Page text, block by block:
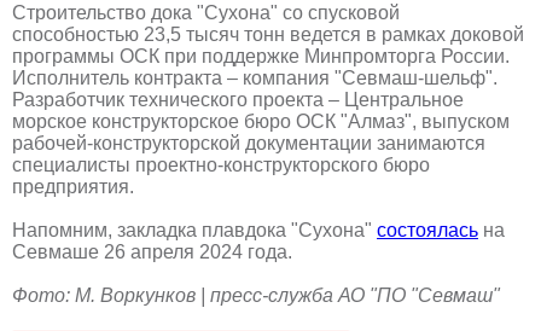
Строительство дока "Сухона" со спусковой
способностью 23,5 тысяч тонн ведется в рамках доковой
программы ОСК при поддержке Минпромторга России.
Исполнитель контракта – компания "Севмаш-шельф".
Разработчик технического проекта – Центральное
морское конструкторское бюро ОСК "Алмаз", выпуском
рабочей-конструкторской документации занимаются
специалисты проектно-конструкторского бюро
предприятия.
Напомним, закладка плавдока "Сухона" состоялась на
Севмаше 26 апреля 2024 года.
Фото: М. Воркунков | пресс-служба АО "ПО "Севмаш"